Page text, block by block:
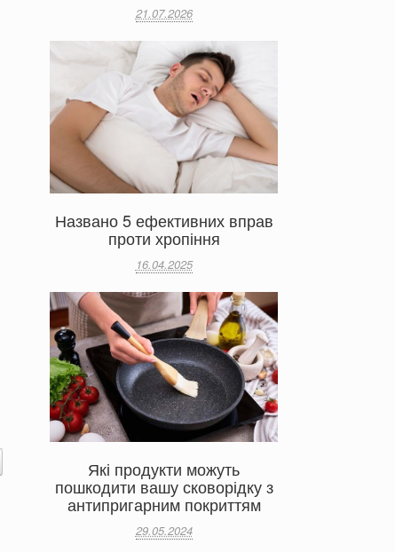
21.07.2026
Названо 5 ефективних вправ
проти хропіння
16.04.2025
Які продукти можуть
пошкодити вашу сковорідку з
антипригарним покриттям
29.05.2024